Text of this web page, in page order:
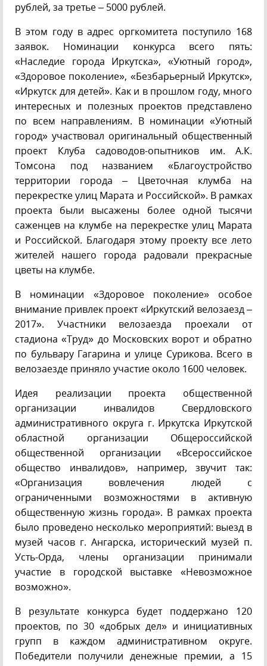
рублей, за третье – 5000 рублей.
В этом году в адрес оргкомитета поступило 168
заявок. Номинации конкурса всего пять:
«Наследие города Иркутска», «Уютный город»,
«Здоровое поколение», «Безбарьерный Иркутск»,
«Иркутск для детей». Как и в прошлом году, много
интересных и полезных проектов представлено
по всем направлениям. В номинации «Уютный
город» участвовал оригинальный общественный
проект Клуба садоводов-опытников им. А.К.
Томсона под названием «Благоустройство
территории города – Цветочная клумба на
перекрестке улиц Марата и Российской». В рамках
проекта были высажены более одной тысячи
саженцев на клумбе на перекрестке улиц Марата
и Российской. Благодаря этому проекту все лето
жителей нашего города радовали прекрасные
цветы на клумбе.
В номинации «Здоровое поколение» особое
внимание привлек проект «Иркутский велозаезд –
2017». Участники велозаезда проехали от
стадиона «Труд» до Московских ворот и обратно
по бульвару Гагарина и улице Сурикова. Всего в
велозаезде приняло участие около 1600 человек.
Идея реализации проекта общественной
организации инвалидов Свердловского
административного округа г. Иркутска Иркутской
областной организации Общероссийской
общественной организации «Всероссийское
общество инвалидов», например, звучит так:
«Организация вовлечения людей с
ограниченными возможностями в активную
общественную жизнь города». В рамках проекта
было проведено несколько мероприятий: выезд в
музей часов г. Ангарска, исторический музей п.
Усть-Орда, члены организации принимали
участие в городской выставке «Невозможное
возможно».
В результате конкурса будет поддержано 120
проектов, по 30 «добрых дел» и инициативных
групп в каждом административном округе.
Победители получили денежные премии, а 15